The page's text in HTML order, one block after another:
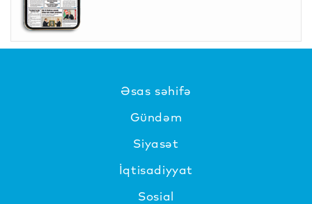
Əsas səhifə
Gündəm
Siyasət
İqtisadiyyat
Sosial